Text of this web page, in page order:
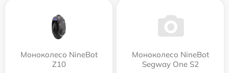
Моноколесо NineBot
Z10
Моноколесо NineBot
Segway One S2